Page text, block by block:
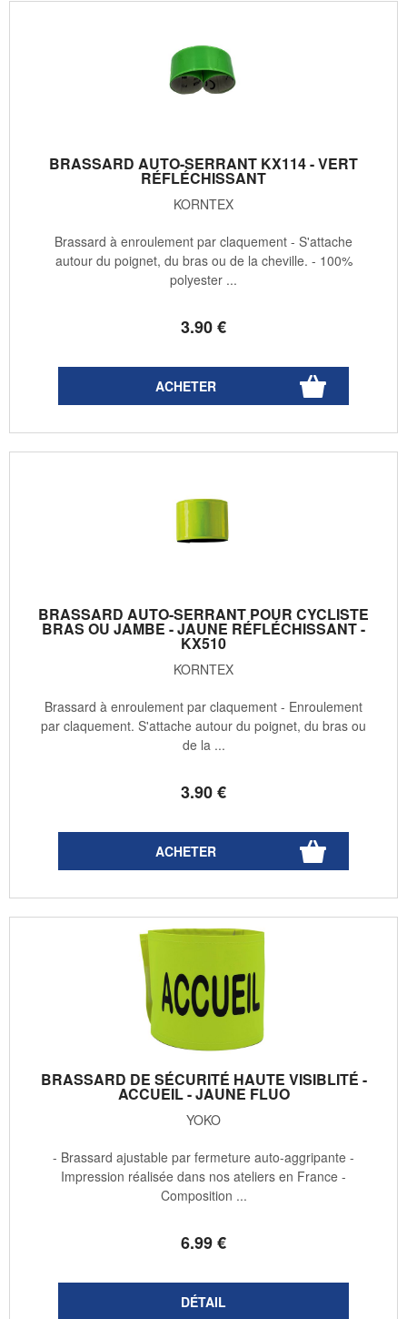
BRASSARD AUTO-SERRANT KX114 - VERT
RÉFLÉCHISSANT
KORNTEX
3.90€
Brassard à enroulement par claquement - S'attache
autour du poignet, du bras ou de la cheville. - 100%
polyester ...
BRASSARD AUTO-SERRANT POUR CYCLISTE
BRAS OU JAMBE - JAUNE RÉFLÉCHISSANT -
KX510
KORNTEX
3.90€
Brassard à enroulement par claquement - Enroulement
par claquement. S'attache autour du poignet, du bras ou
de la ...
BRASSARD DE SÉCURITÉ HAUTE VISIBLITÉ -
ACCUEIL - JAUNE FLUO
YOKO
6.99€
- Brassard ajustable par fermeture auto-aggripante -
Impression réalisée dans nos ateliers en France -
Composition ...